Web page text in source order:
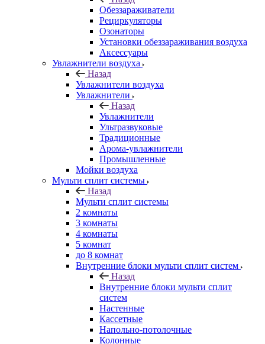
Обеззараживатели
Рециркуляторы
Озонаторы
Установки обеззараживания воздуха
Аксессуары
Увлажнители воздуха
Назад
Увлажнители воздуха
Увлажнители
Назад
Увлажнители
Ультразвуковые
Традиционные
Арома-увлажнители
Промышленные
Мойки воздуха
Мульти сплит системы
Назад
Мульти сплит системы
2 комнаты
3 комнаты
4 комнаты
5 комнат
до 8 комнат
Внутренние блоки мульти сплит систем
Назад
Внутренние блоки мульти сплит
систем
Настенные
Кассетные
Напольно-потолочные
Колонные